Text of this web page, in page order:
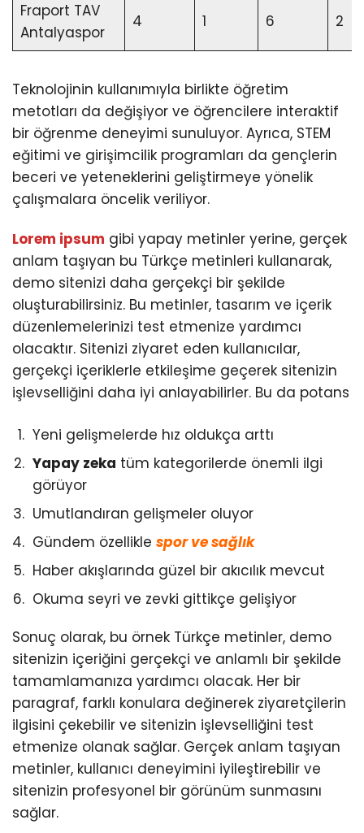
Fraport TAV
Antalyaspor
4 1 6 2
Teknolojinin kullanımıyla birlikte öğretim
metotları da değişiyor ve öğrencilere interaktif
bir öğrenme deneyimi sunuluyor. Ayrıca, STEM
eğitimi ve girişimcilik programları da gençlerin
beceri ve yeteneklerini geliştirmeye yönelik
çalışmalara öncelik veriliyor.
Lorem ipsum gibi yapay metinler yerine, gerçek
anlam taşıyan bu Türkçe metinleri kullanarak,
demo sitenizi daha gerçekçi bir şekilde
oluşturabilirsiniz. Bu metinler, tasarım ve içerik
düzenlemelerinizi test etmenize yardımcı
olacaktır. Sitenizi ziyaret eden kullanıcılar,
gerçekçi içeriklerle etkileşime geçerek sitenizin
işlevselliğini daha iyi anlayabilirler. Bu da potans
Yeni gelişmelerde hız oldukça arttı
Yapay zeka tüm kategorilerde önemli ilgi
görüyor
Umutlandıran gelişmeler oluyor
Gündem özellikle spor ve sağlık
Haber akışlarında güzel bir akıcılık mevcut
Okuma seyri ve zevki gittikçe gelişiyor
Sonuç olarak, bu örnek Türkçe metinler, demo
sitenizin içeriğini gerçekçi ve anlamlı bir şekilde
tamamlamanıza yardımcı olacak. Her bir
paragraf, farklı konulara değinerek ziyaretçilerin
ilgisini çekebilir ve sitenizin işlevselliğini test
etmenize olanak sağlar. Gerçek anlam taşıyan
metinler, kullanıcı deneyimini iyileştirebilir ve
sitenizin profesyonel bir görünüm sunmasını
sağlar.